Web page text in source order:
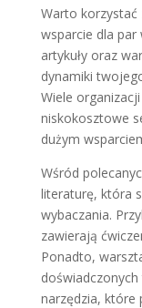
Warto korzystać
wsparcie dla par
artykuły oraz
dynamiki
Wiele
niskokosztowe
dużym
Wśród
literaturę, która
wybaczania.
zawierają
Ponadto,
narzędzia, które